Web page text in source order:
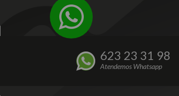
623 23 31 98
Atendemos Whatsapp